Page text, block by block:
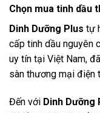
Chọn mua tinh dầu
Dinh Dưỡng Plus tự
cấp tinh dầu nguyên
uy tín tại Việt Nam,
sàn thương mại điện
Đến với Dinh Dưỡng